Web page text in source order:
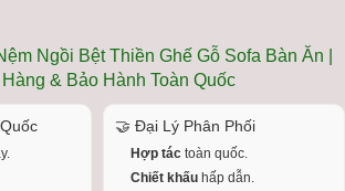
Ngồi Bệt Thiền Ghế Gỗ Sofa Bàn Ăn |
& Bảo Hành Toàn Quốc
🤝 Đại Lý Phân Phối
Hợp tác toàn quốc.
Chiết khấu hấp dẫn.